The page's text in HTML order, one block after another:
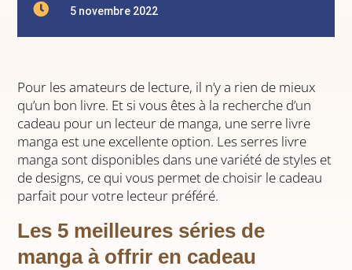
 5 novembre 2022
Pour les amateurs de lecture, il n’y a rien de mieux
qu’un bon livre. Et si vous êtes à la recherche d’un
cadeau pour un lecteur de manga, une serre livre
manga est une excellente option. Les serres livre
manga sont disponibles dans une variété de styles et
de designs, ce qui vous permet de choisir le cadeau
parfait pour votre lecteur préféré.
Les 5 meilleures séries de
manga à offrir en cadeau